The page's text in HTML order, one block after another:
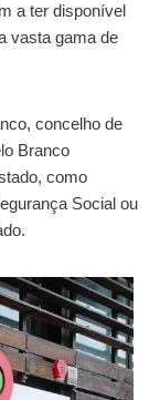
a ter disponível
vasta gama de
concelho de
Branco
como
Social ou